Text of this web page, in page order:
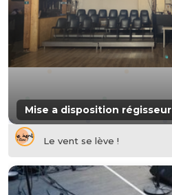
Mise a disposition régisseur
Le vent se lève !